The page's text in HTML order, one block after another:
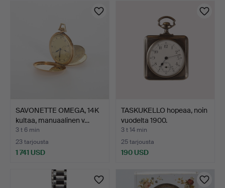
SAVONETTE OMEGA, 14K
kultaa, manuaalinen v…
3 t 6 min
23 tarjousta
1 741 USD
TASKUKELLO hopeaa, noin
vuodelta 1900.
3 t 14 min
25 tarjousta
190 USD